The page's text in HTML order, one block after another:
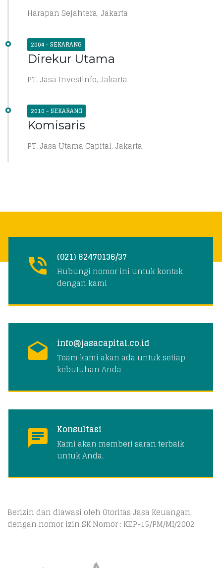
Harapan Sejahtera, Jakarta
2004 - SEKARANG
Direkur Utama
PT. Jasa Investinfo, Jakarta
2010 - SEKARANG
Komisaris
PT. Jasa Utama Capital, Jakarta
(021) 82470136/37
Hubungi nomor ini untuk kontak
dengan kami
info@jasacapital.co.id
Team kami akan ada untuk setiap
kebutuhan Anda
Konsultasi
Kami akan memberi saran terbaik
untuk Anda.
Berizin dan diawasi oleh Otoritas Jasa Keuangan,
dengan nomor izin SK Nomor : KEP-15/PM/MI/2002